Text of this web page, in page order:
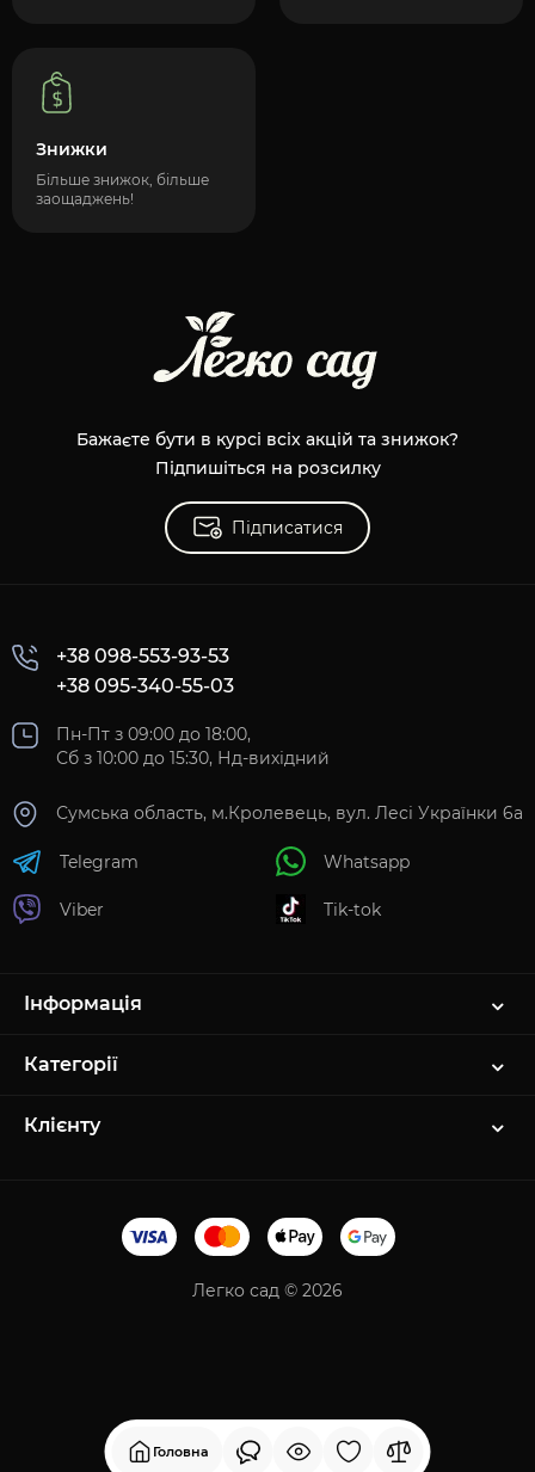
Головна
Знижки
Більше знижок, більше
заощаджень!
Бажаєте бути в курсі всіх акцій та знижок?
Підпишіться на розсилку
Підписатися
+38 098-553-93-53
+38 095-340-55-03
Пн-Пт з 09:00 до 18:00,
Сб з 10:00 до 15:30, Нд-вихідний
Сумська область, м.Кролевець, вул. Лесі Українки 6а
Telegram
Viber
Whatsapp
Tik-tok
Інформація
Категорії
Клієнту
Легко сад © 2026